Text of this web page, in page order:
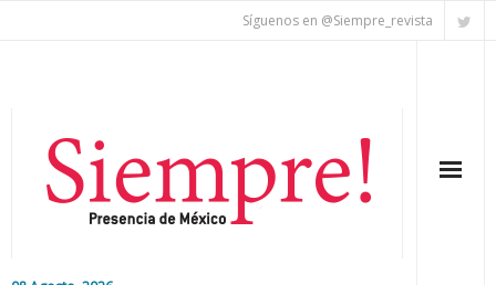
Síguenos en @Siempre_revista